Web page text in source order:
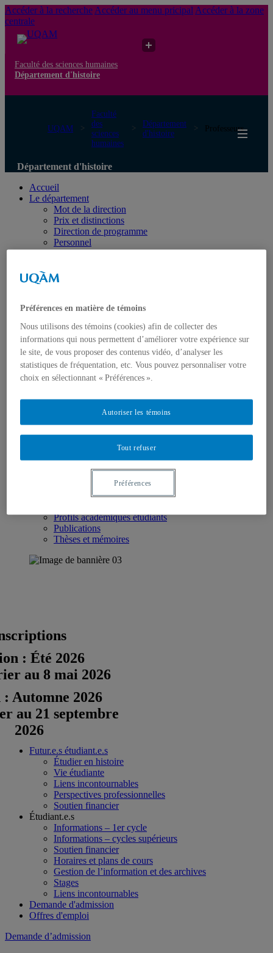
Accéder à la recherche Accéder au menu pricipal Accéder à la zone
centrale
Faculté des sciences humaines
Département d'histoire
UQAM
Faculté
des
sciences
humaines
Département
d'histoire
Professeurs
Département d'histoire
Accueil
Le département
Mot de la direction
Prix et distinctions
Direction de programme
Personnel
Nous joindre
Premier cycle
Corps enseignant
Professeurs réguliers
Professeurs associés
Professeurs émérites
Professeurs retraités
Chargés de cours Hiver 2026
Guides pour les étudiant.e.s histoire
Horaires et plans de cours
Liens incontournables
Politiques et règlements universitaires
Règlements pédagogiques du département d’histoire
Style Zotero du département
Profils académiques étudiants
Publications
Thèses et mémoires
: Été 2026
au 8 mai 2026
: Automne 2026
au 21 septembre
2026
Réseaux sociaux
facebook
twitter
Futur.e.s étudiant.e.s
Étudier en histoire
Vie étudiante
Liens incontournables
Perspectives professionnelles
Soutien financier
Étudiant.e.s
Informations – 1er cycle
Informations – cycles supérieurs
Soutien financier
Horaires et plans de cours
Gestion de l’information et des archives
Stages
Liens incontournables
Demande d'admission
Offres d'emploi
Demande d’admission
Préférences en matière de témoins
Nous utilisons des témoins (cookies) afin de collecter des
informations qui nous permettent d’améliorer votre expérience sur
le site, de vous proposer des contenus vidéo, d’analyser les
statistiques de fréquentation, etc. Vous pouvez personnaliser votre
choix en sélectionnant « Préférences ».
Tout refuser
Autoriser les témoins
Préférences